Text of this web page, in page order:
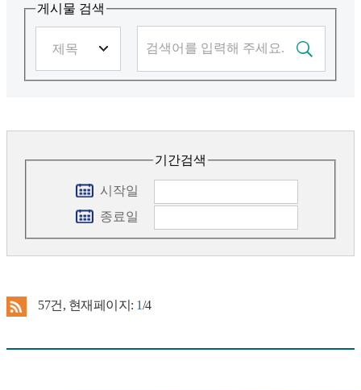
게시물 검색
기간검색
시작일
종료일
57건, 현재페이지: 1/4